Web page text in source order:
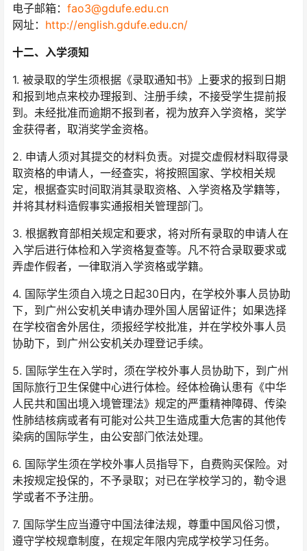
电子邮箱： fao3@gdufe.edu.cn
网址： http://english.gdufe.edu.cn/
十二、入学须知
1. 被录取的学生须根据《录取通知书》上要求的报到日期
和报到地点来校办理报到、注册手续，不接受学生提前报
到。未经批准而逾期不报到者，视为放弃入学资格，奖学
金获得者，取消奖学金资格。
2. 申请人须对其提交的材料负责。对提交虚假材料取得录
取资格的申请人，一经查实，将按照国家、学校相关规
定，根据查实时间取消其录取资格、入学资格及学籍等，
并将其材料造假事实通报相关管理部门。
3. 根据教育部相关规定和要求，将对所有录取的申请人在
入学后进行体检和入学资格复查等。凡不符合录取要求或
弄虚作假者，一律取消入学资格或学籍。
4. 国际学生须自入境之日起30日内，在学校外事人员协助
下，到广州公安机关申请办理外国人居留证件；如果选择
在学校宿舍外居住，须报经学校批准，并在学校外事人员
协助下，到广州公安机关办理登记手续。
5. 国际学生在入学时，须在学校外事人员协助下，到广州
国际旅行卫生保健中心进行体检。经体检确认患有《中华
人民共和国出境入境管理法》规定的严重精神障碍、传染
性肺结核病或者有可能对公共卫生造成重大危害的其他传
染病的国际学生，由公安部门依法处理。
6. 国际学生须在学校外事人员指导下，自费购买保险。对
未按规定投保的，不予录取；对已在学校学习的，勒令退
学或者不予注册。
7. 国际学生应当遵守中国法律法规，尊重中国风俗习惯，
遵守学校规章制度，在规定年限内完成学校学习任务。